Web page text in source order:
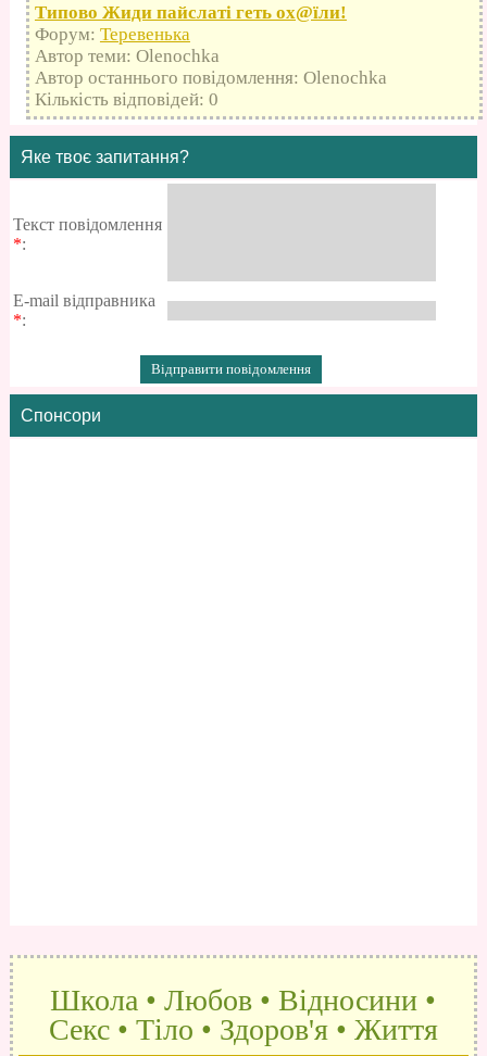
Типово Жиди пайслаті геть оx@їли!
Форум: Теревенька
Автор теми: Olenochka
Автор останнього повідомлення: Olenochka
Кількість відповідей: 0
Яке твоє запитання?
Текст повідомлення
*:
E-mail відправника
*:
Спонсори
Школа • Любов • Відносини •
Секс • Тіло • Здоров'я • Життя